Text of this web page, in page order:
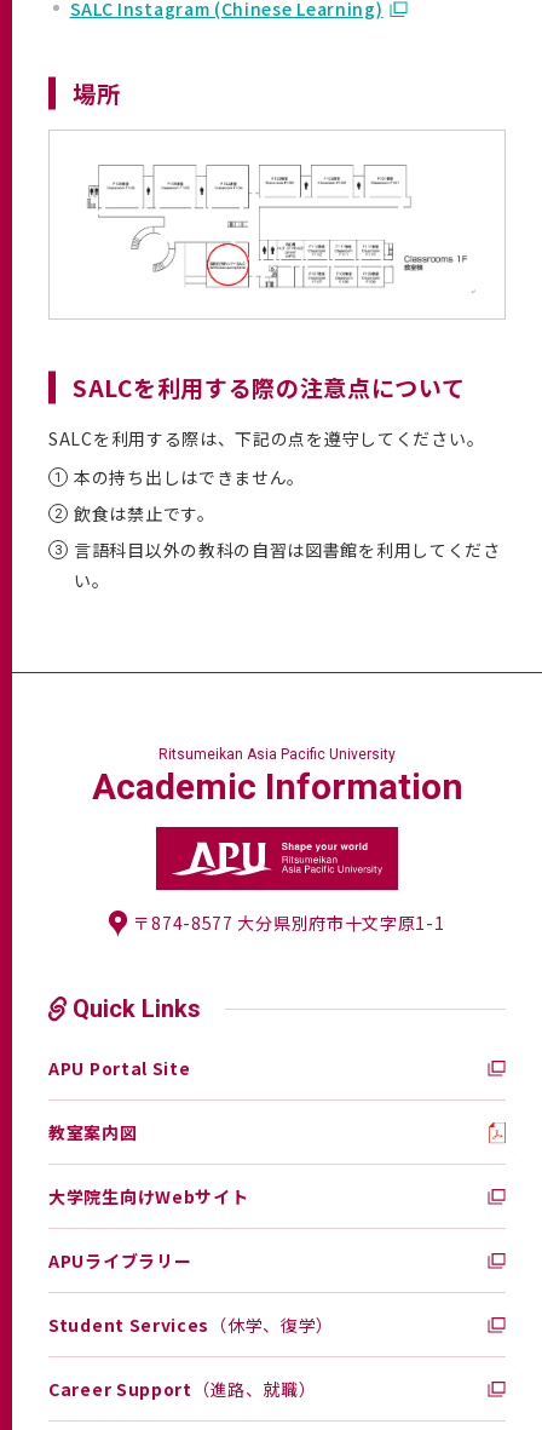
SALC Instagram (Chinese Learning)
場所
SALCを利用する際の注意点について
SALCを利用する際は、下記の点を遵守してください。
本の持ち出しはできません。
飲食は禁止です。
言語科目以外の教科の自習は図書館を利用してくださ
い。
Ritsumeikan Asia Pacific University
Academic Information
〒874-8577 大分県別府市十文字原1-1
Quick Links
APU Portal Site
教室案内図
大学院生向けWebサイト
APUライブラリー
Student Services （休学、復学）
Career Support （進路、就職）